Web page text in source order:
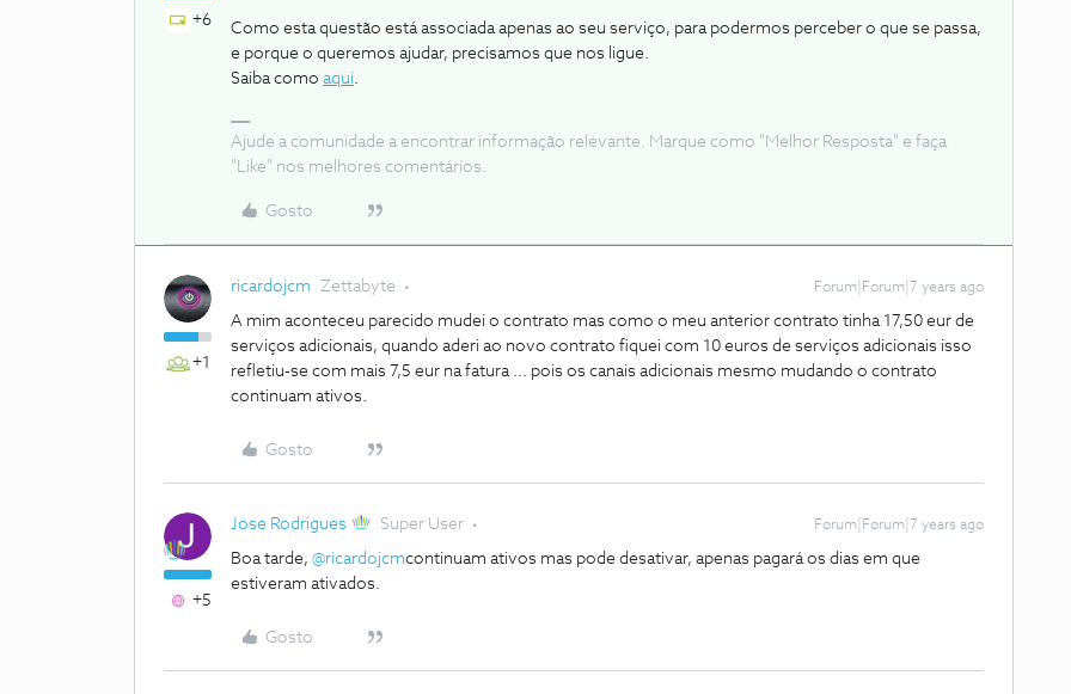
+6
Como esta questão está associada apenas ao seu serviço, para podermos perceber o que se passa,
e porque o queremos ajudar, precisamos que nos ligue.
Saiba como aqui.
Ajude a comunidade a encontrar informação relevante. Marque como "Melhor Resposta" e faça
"Like" nos melhores comentários.
Gosto
+1
ricardojcm Zettabyte Forum|Forum|7 years ago
A mim aconteceu parecido mudei o contrato mas como o meu anterior contrato tinha 17,50 eur de
serviços adicionais, quando aderi ao novo contrato fiquei com 10 euros de serviços adicionais isso
refletiu-se com mais 7,5 eur na fatura ... pois os canais adicionais mesmo mudando o contrato
continuam ativos.
Gosto
+5
Jose Rodrigues Super User Forum|Forum|7 years ago
Boa tarde, @ricardojcmcontinuam ativos mas pode desativar, apenas pagará os dias em que
estiveram ativados.
Gosto